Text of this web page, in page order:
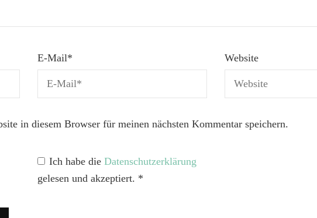
E-Mail* Website
in diesem Browser für meinen nächsten Kommentar speichern.
Ich habe die Datenschutzerklärung
gelesen und akzeptiert. *